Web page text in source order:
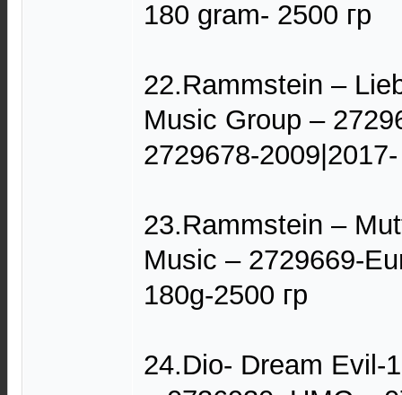
180 gram- 2500 гр
22.Rammstein –
Music Group –
2729678-
23.Rammstein –
Music – 2729669-
180g-2500 гр
24.Dio- Dream Evil-